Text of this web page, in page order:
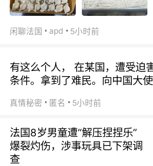
闲聊法国 apd 5小时前
有这么个人， 在某国，遭受迫
条件。拿到了难民。向中国大
真情秘密 匿名 5小时前
法国8岁男童遭“解压捏捏乐”
爆裂灼伤，涉事玩具已下架调
查